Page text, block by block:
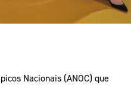
Nacionais (ANOC) que